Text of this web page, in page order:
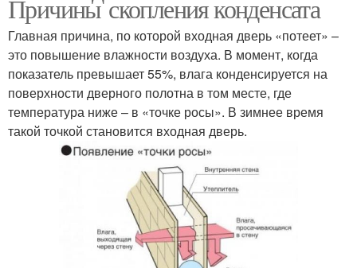
Причины скопления конденсата
Главная причина, по которой входная дверь «потеет» –
это повышение влажности воздуха. В момент, когда
показатель превышает 55%, влага конденсируется на
поверхности дверного полотна в том месте, где
температура ниже – в «точке росы». В зимнее время
такой точкой становится входная дверь.